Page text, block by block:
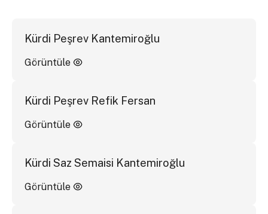
Kürdi Peşrev Kantemiroğlu
Görüntüle
Kürdi Peşrev Refik Fersan
Görüntüle
Kürdi Saz Semaisi Kantemiroğlu
Görüntüle